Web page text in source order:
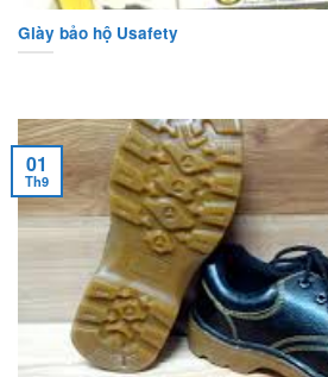
Giày bảo hộ Usafety
01
Th9